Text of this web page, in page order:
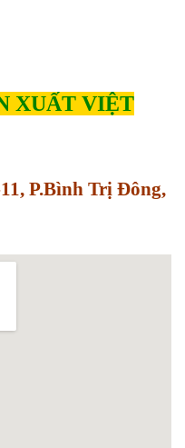
XUẤT VIỆT
P.Bình Trị Đông,